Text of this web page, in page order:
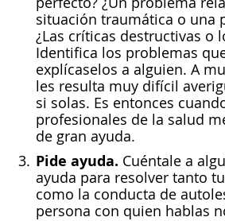
situación traumática o una
¿Las críticas destructivas o
Identifica los problemas
explícaselos a alguien. A
les resulta muy difícil
si solas. Es entonces
profesionales de la salud
de gran ayuda.
Pide ayuda. Cuéntale a
ayuda para resolver tanto
como la conducta de
persona con quien hablas